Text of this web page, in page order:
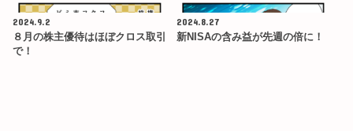
2024.9.2
８月の株主優待はほぼクロス取引
で！
2024.8.27
新NISAの含み益が先週の倍に！